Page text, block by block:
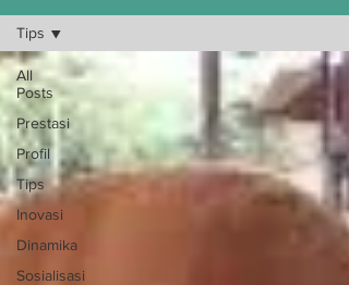
All
Posts
Prestasi
Profil
Tips
Inovasi
Dinamika
Sosialisasi
Tips